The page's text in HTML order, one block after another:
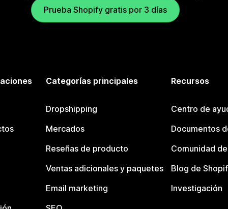
Prueba Shopify gratis por 3 días
Categorías principales
Dropshipping
Mercados
Reseñas de producto
Ventas adicionales y paquetes
Email marketing
Recursos
Centro de
Documentos
Comunidad
Blog de
Investigación